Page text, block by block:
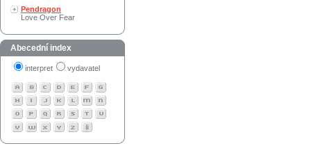
Pendragon
Love Over Fear
Abecední index
interpret vydavatel